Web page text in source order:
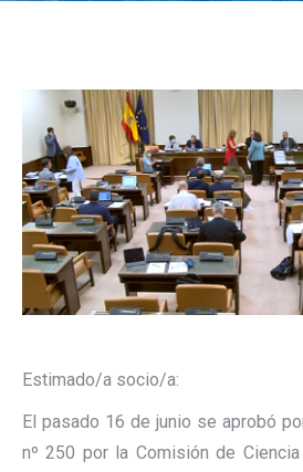
Estimado/a socio/a:
El pasado 16 de junio se aprobó
nº 250 por la Comisión de